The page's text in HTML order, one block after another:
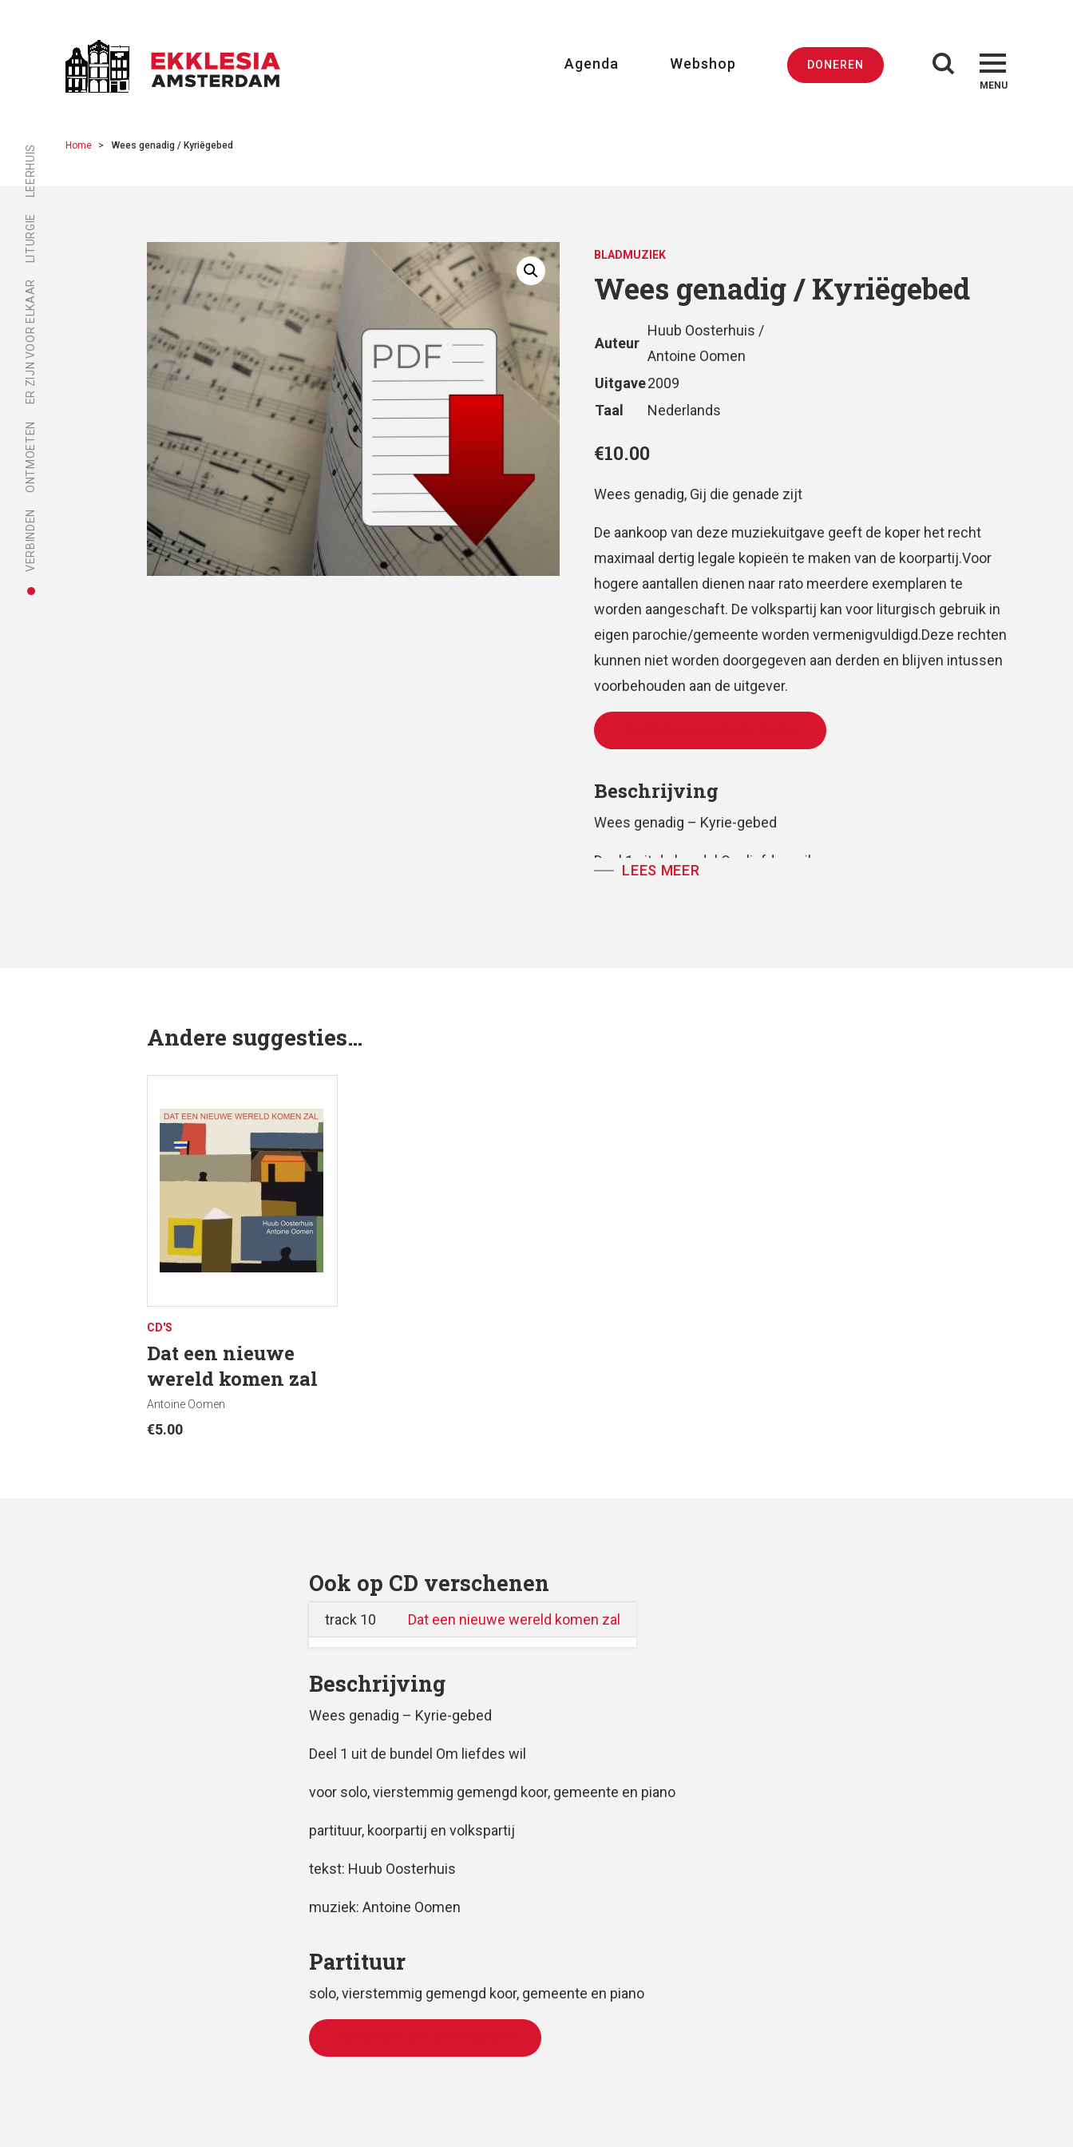
Agenda Webshop DONEREN
MENU
LEERHUIS
LITURGIE
ER ZIJN VOOR ELKAAR
ONTMOETEN
VERBINDEN
Home Wees genadig / Kyriëgebed
BLADMUZIEK
Wees genadig / Kyriëgebed
Auteur
Huub Oosterhuis /
Antoine Oomen
Uitgave2009
Taal
Nederlands
€10.00
Wees genadig, Gij die genade zijt
De aankoop van deze muziekuitgave geeft de koper het recht
maximaal dertig legale kopieën te maken van de koorpartij.Voor
hogere aantallen dienen naar rato meerdere exemplaren te
worden aangeschaft. De volkspartij kan voor liturgisch gebruik in
eigen parochie/gemeente worden vermenigvuldigd.Deze rechten
kunnen niet worden doorgegeven aan derden en blijven intussen
voorbehouden aan de uitgever.
Beschrijving
Wees genadig – Kyrie-gebed
Deel 1 uit de bundel Om liefdes wil
LEES MEER
Andere suggesties…
CD'S
Dat een nieuwe
wereld komen zal
Antoine Oomen
€5.00
Ook op CD verschenen
track 10 Dat een nieuwe wereld komen zal
Beschrijving
Wees genadig – Kyrie-gebed
Deel 1 uit de bundel Om liefdes wil
voor solo, vierstemmig gemengd koor, gemeente en piano
partituur, koorpartij en volkspartij
tekst: Huub Oosterhuis
muziek: Antoine Oomen
Partituur
solo, vierstemmig gemengd koor, gemeente en piano